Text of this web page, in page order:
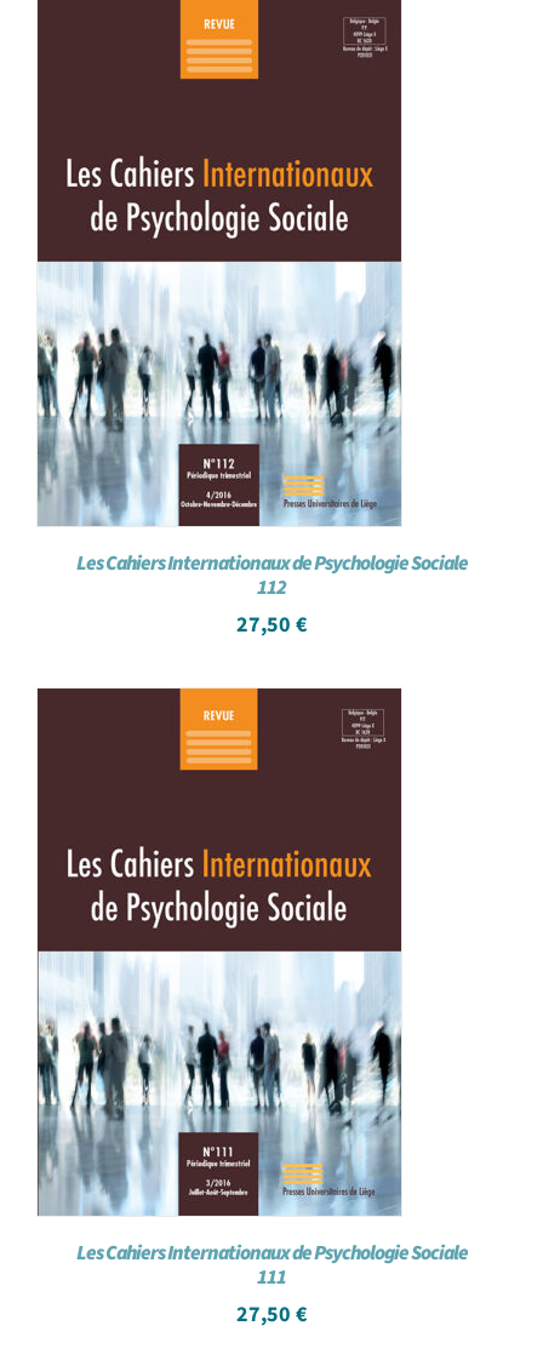
Les Cahiers Internationaux de Psychologie Sociale
112
27,50 €
Les Cahiers Internationaux de Psychologie Sociale
111
27,50 €